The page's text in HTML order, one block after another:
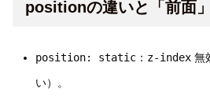
positionの違いと「前面
position: static： z-index無
い）。